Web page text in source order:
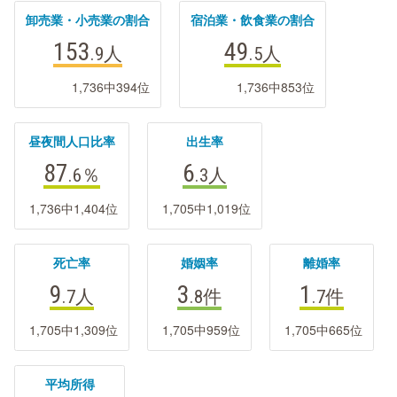
卸売業・小売業の割合
153.9人
1,736中394位
宿泊業・飲食業の割合
49.5人
1,736中853位
昼夜間人口比率
87.6 ％
1,736中1,404位
出生率
6.3人
1,705中1,019位
死亡率
9.7人
1,705中1,309位
婚姻率
3.8件
1,705中959位
離婚率
1 .7件
1,705中665位
平均所得